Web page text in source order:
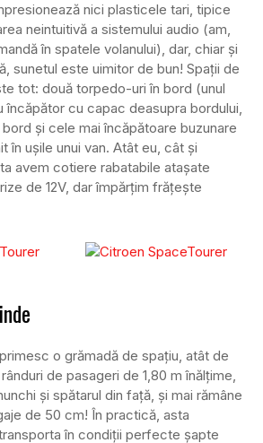
nici plasticele tari, tipice
neintuitivă a sistemului audio (am,
în spatele volanului), dar, chiar și
sunetul este uimitor de bun! Spații de
tot: două torpedo-uri în bord (unul
încăpător cu capac deasupra bordului,
și cele mai încăpătoare buzunare
în ușile unui van. Atât eu, cât și
avem cotiere rabatabile atașate
de 12V, dar împărțim frățește
o grămadă de spațiu, atât de
de pasageri de 1,80 m înălțime,
și spătarul din față, și mai rămâne
de 50 cm! În practică, asta
în condiții perfecte șapte